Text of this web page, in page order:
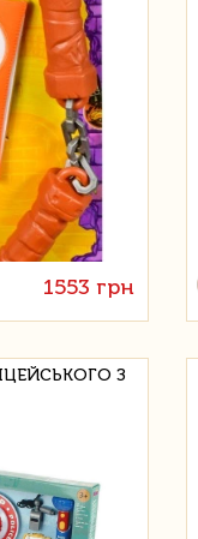
1553 грн
З